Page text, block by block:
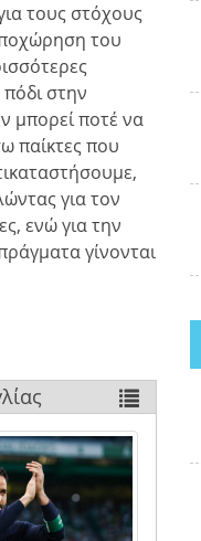
τους στόχους
του
στην
μπορεί ποτέ να
παίκτες που
για τον
ενώ για την
γίνονται